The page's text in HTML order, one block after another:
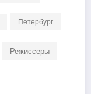
Петербург
Режиссеры